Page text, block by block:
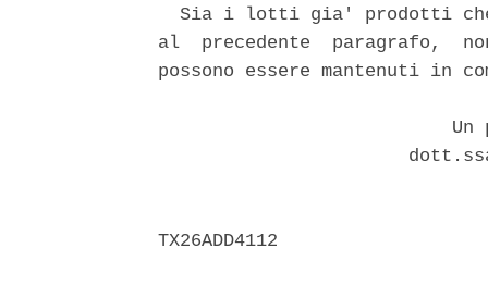
Sia i lotti gia' prodotti
al  precedente  paragrafo,
possono essere mantenuti in
Un